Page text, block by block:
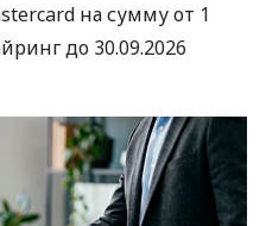
на сумму от 1
до 30.09.2026